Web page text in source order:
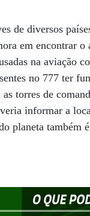
de diversos
em encontrar
na aviação
no 777 ter
torres de
informar a
planeta também